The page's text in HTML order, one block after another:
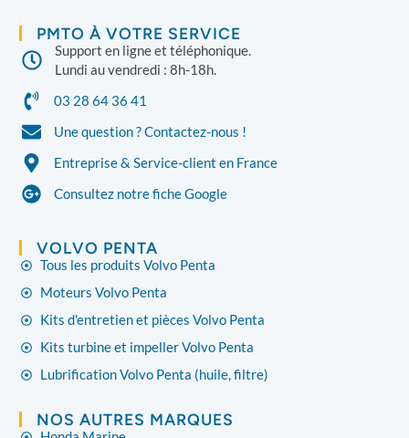
PMTO À VOTRE SERVICE
Support en ligne et téléphonique.
Lundi au vendredi : 8h-18h.
03 28 64 36 41
Une question ? Contactez-nous !
Entreprise & Service-client en France
Consultez notre fiche Google
VOLVO PENTA
Tous les produits Volvo Penta
Moteurs Volvo Penta
Kits d'entretien et pièces Volvo Penta
Kits turbine et impeller Volvo Penta
Lubrification Volvo Penta (huile, filtre)
NOS AUTRES MARQUES